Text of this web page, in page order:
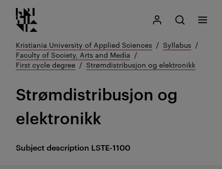
Go
to
content
Kristiania logo
My Kristiania
Open search
Search
Menu
Kristiania University of Applied Sciences
Syllabus
Faculty of Society, Arts and Media
First cycle degree
Strømdistribusjon og elektronikk
Subject description LSTE-1100
Strømdistribusjon og
elektronikk